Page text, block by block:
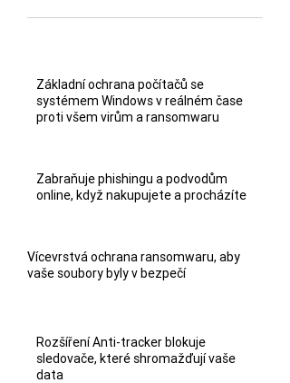
Základní ochrana počítačů se
systémem Windows v reálném čase
proti všem virům a ransomwaru
Zabraňuje phishingu a podvodům
online, když nakupujete a procházíte
Vícevrstvá ochrana ransomwaru, aby
vaše soubory byly v bezpečí
Rozšíření Anti-tracker blokuje
sledovače, které shromažďují vaše
data